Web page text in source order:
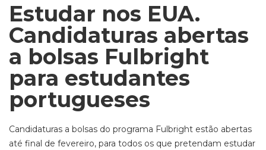
Estudar nos EUA.
Candidaturas abertas
a bolsas Fulbright
para estudantes
portugueses
Candidaturas a bolsas do programa Fulbright estão abertas
até final de fevereiro, para todos os que pretendam estudar